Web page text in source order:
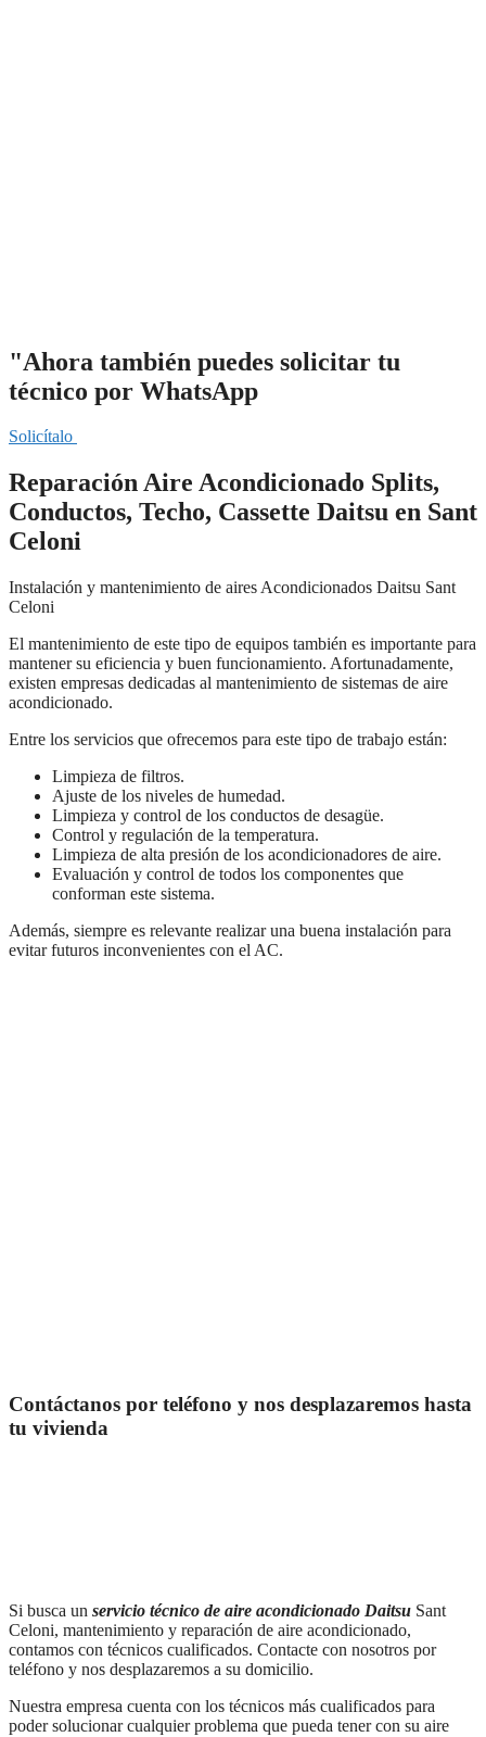
"Ahora también puedes solicitar tu
técnico por WhatsApp
Solicítalo
Reparación Aire Acondicionado Splits,
Conductos, Techo, Cassette Daitsu en Sant
Celoni
Instalación y mantenimiento de aires Acondicionados Daitsu Sant
Celoni
El mantenimiento de este tipo de equipos también es importante para
mantener su eficiencia y buen funcionamiento. Afortunadamente,
existen empresas dedicadas al mantenimiento de sistemas de aire
acondicionado.
Entre los servicios que ofrecemos para este tipo de trabajo están:
Limpieza de filtros.
Ajuste de los niveles de humedad.
Limpieza y control de los conductos de desagüe.
Control y regulación de la temperatura.
Limpieza de alta presión de los acondicionadores de aire.
Evaluación y control de todos los componentes que
conforman este sistema.
Además, siempre es relevante realizar una buena instalación para
evitar futuros inconvenientes con el AC.
Contáctanos por teléfono y nos desplazaremos hasta
tu vivienda
Si busca un servicio técnico de aire acondicionado Daitsu Sant
Celoni, mantenimiento y reparación de aire acondicionado,
contamos con técnicos cualificados. Contacte con nosotros por
teléfono y nos desplazaremos a su domicilio.
Nuestra empresa cuenta con los técnicos más cualificados para
poder solucionar cualquier problema que pueda tener con su aire